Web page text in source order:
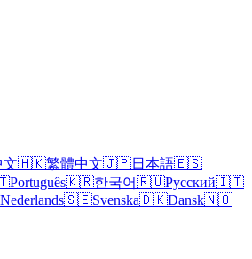
文🇭🇰繁體中文🇯🇵日本語🇪🇸
Português🇰🇷한국어🇷🇺Русский🇮🇹
Nederlands🇸🇪Svenska🇩🇰Dansk🇳🇴